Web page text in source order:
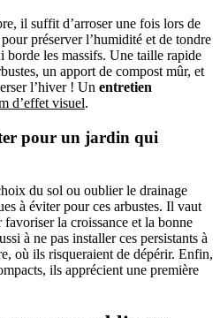
il suffit d’arroser une fois lors de
préserver l’humidité et de tondre
borde les massifs. Une taille rapide
un apport de compost mûr, et
l’hiver ! Un entretien
d’effet visuel.
pour un jardin qui
du sol ou oublier le drainage
à éviter pour ces arbustes. Il vaut
favoriser la croissance et la bonne
à ne pas installer ces persistants à
où ils risqueraient de dépérir. Enfin,
ils apprécient une première